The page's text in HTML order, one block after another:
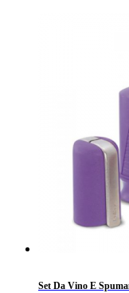
Set Da Vino E